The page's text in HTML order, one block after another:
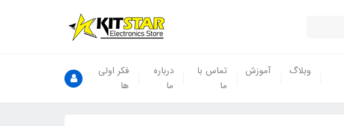
وبلاگ آموزش
تماس با
ما
درباره
ما
فکر اولی
ها